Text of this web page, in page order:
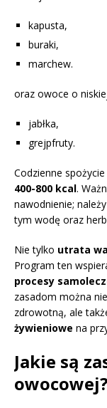
kapusta,
buraki,
marchew.
oraz owoce o
jabłka,
grejpfruty.
Codzienne
400-800 kcal.
nawodnienie;
tym wodę oraz
Nie tylko utrata
Program ten
procesy
zasadom można
zdrowotną, ale
żywieniowe na
Jakie są
owocowej?